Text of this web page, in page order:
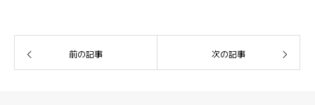
前の記事 次の記事